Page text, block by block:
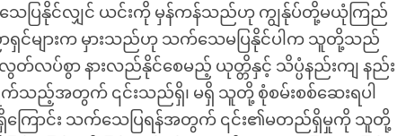
သေပြနိုင်လျှင် ယင်းကို မှန်ကန်သည်ဟု ကျွန်ုပ်တို့မယုံကြည်
ာရှင်များက မှားသည်ဟု သက်သေမပြနိုင်ပါက သူတို့သည်
လွတ်လပ်စွာ နားလည်နိုင်စေမည့် ယုတ္တိနှင့် သိပ္ပံနည်းကျ နည်း
က်သည့်အတွက် ၎င်းသည်ရှိ၊ မရှိ သူတို့ စုံစမ်းစစ်ဆေးရပါ
ရှိကြောင်း သက်သေပြရန်အတွက် ၎င်း၏မတည်ရှိမှုကို သူတို့